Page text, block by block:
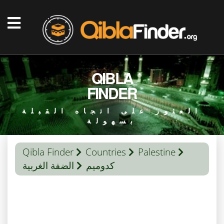
QIBLA
FINDER
العثور على اتجاه القبلة
بسهولة
Qibla Finder Countries
Palestine
الضفة الغربية
كدوميم